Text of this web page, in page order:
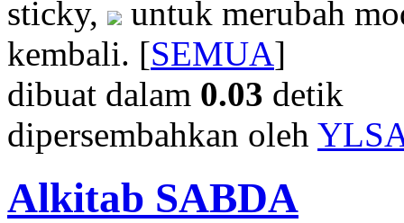
sticky,
untuk merubah
kembali. [SEMUA]
dibuat dalam 0.03 detik
dipersembahkan oleh
Alkitab SABDA